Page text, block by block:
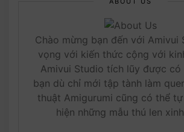
Chào mừng bạn đến với Amivui
vọng với kiến thức cộng với
Amivui Studio tích lũy được có
bạn dù chỉ mới tập tành làm
thuật Amigurumi cũng có thể
hiện những mẫu thú len